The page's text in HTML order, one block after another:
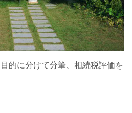
的に分けて分筆、相続税評価を